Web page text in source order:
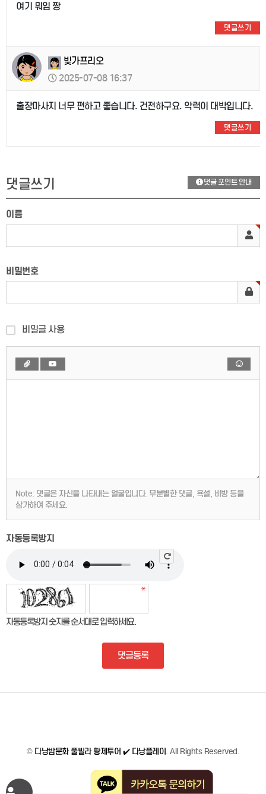
여기 뭐임 짱
댓글쓰기
빚가프리오
2025-07-08 16:37
출장마사지 너무 편하고 좋습니다. 건전하구요. 악력이 대박입니다.
댓글쓰기
댓글쓰기 댓글 포인트 안내
이름
비밀번호
비밀글 사용
Note: 댓글은 자신을 나타내는 얼굴입니다. 무분별한 댓글, 욕설, 비방 등을
삼가하여 주세요.
자동등록방지
자동등록방지 숫자를 순서대로 입력하세요.
댓글등록
© 다낭밤문화 풀빌라 황제투어 ✔️ 다낭플레이 . All Rights Reserved.